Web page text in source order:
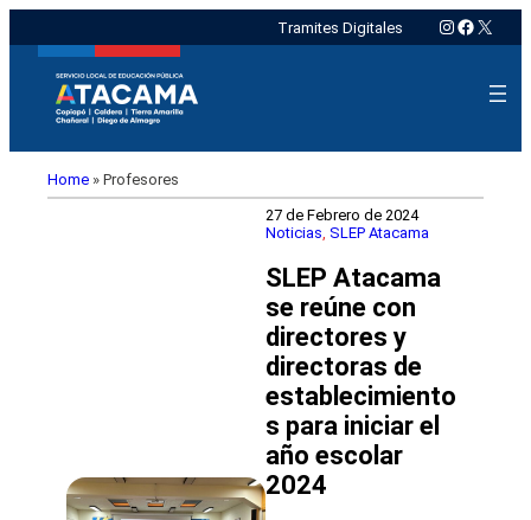
Tramites Digitales Instagram
X
Home » Profesores
27 de Febrero de 2024
Noticias, SLEP Atacama
SLEP Atacama
se reúne con
directores y
directoras de
establecimiento
s para iniciar el
año escolar
2024